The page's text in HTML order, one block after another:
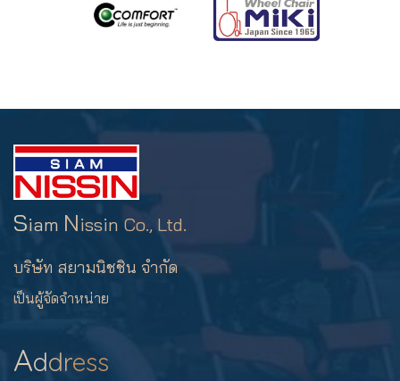
Siam Nissin Co., Ltd.
บริษัท สยามนิชชิน จำกัด
เป็นผู้จัดจำหน่าย
Address